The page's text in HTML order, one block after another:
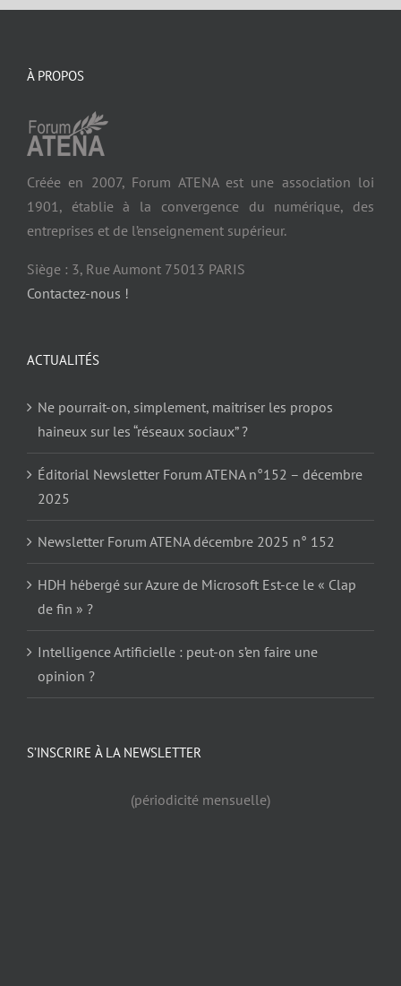
À PROPOS
Créée en 2007, Forum ATENA est une association loi
1901, établie à la convergence du numérique, des
entreprises et de l’enseignement supérieur.
Siège : 3, Rue Aumont 75013 PARIS
Contactez-nous !
ACTUALITÉS
Ne pourrait-on, simplement, maitriser les propos
haineux sur les “réseaux sociaux” ?
Éditorial Newsletter Forum ATENA n°152 – décembre
2025
Newsletter Forum ATENA décembre 2025 n° 152
HDH hébergé sur Azure de Microsoft Est-ce le « Clap
de fin » ?
Intelligence Artificielle : peut-on s’en faire une
opinion ?
S’INSCRIRE À LA NEWSLETTER
(périodicité mensuelle)